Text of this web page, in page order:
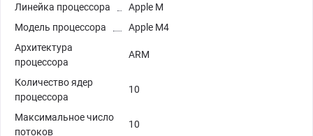
Линейка процессора
Apple M
Модель процессора
Apple M4
Архитектура
процессора
ARM
Количество ядер
процессора
10
Максимальное число
потоков
10